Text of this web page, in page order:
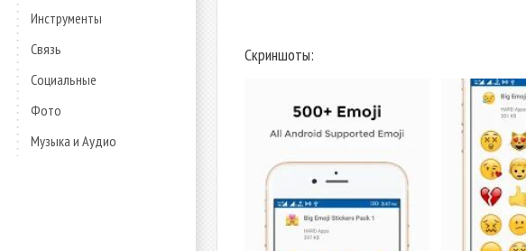
Инструменты
Связь
Социальные
Фото
Музыка и Аудио
Скриншоты: